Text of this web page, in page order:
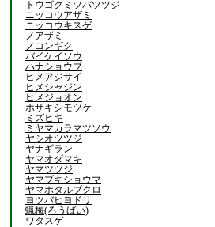
トウゴクミツバツツジ
ニッコウアザミ
ニッコウキスゲ
ノアザミ
ノコンギク
バイケイソウ
ハナショウブ
ヒメアジサイ
ヒメシャジン
ヒメジョオン
ホザキシモツケ
ミズヒキ
ミヤマカラマツソウ
ヤシオツツジ
ヤナギラン
ヤマオダマキ
ヤマツツジ
ヤマブキショウマ
ヤマホタルブクロ
ヨツバヒヨドリ
蝋梅(ろうばい)
ワタスゲ